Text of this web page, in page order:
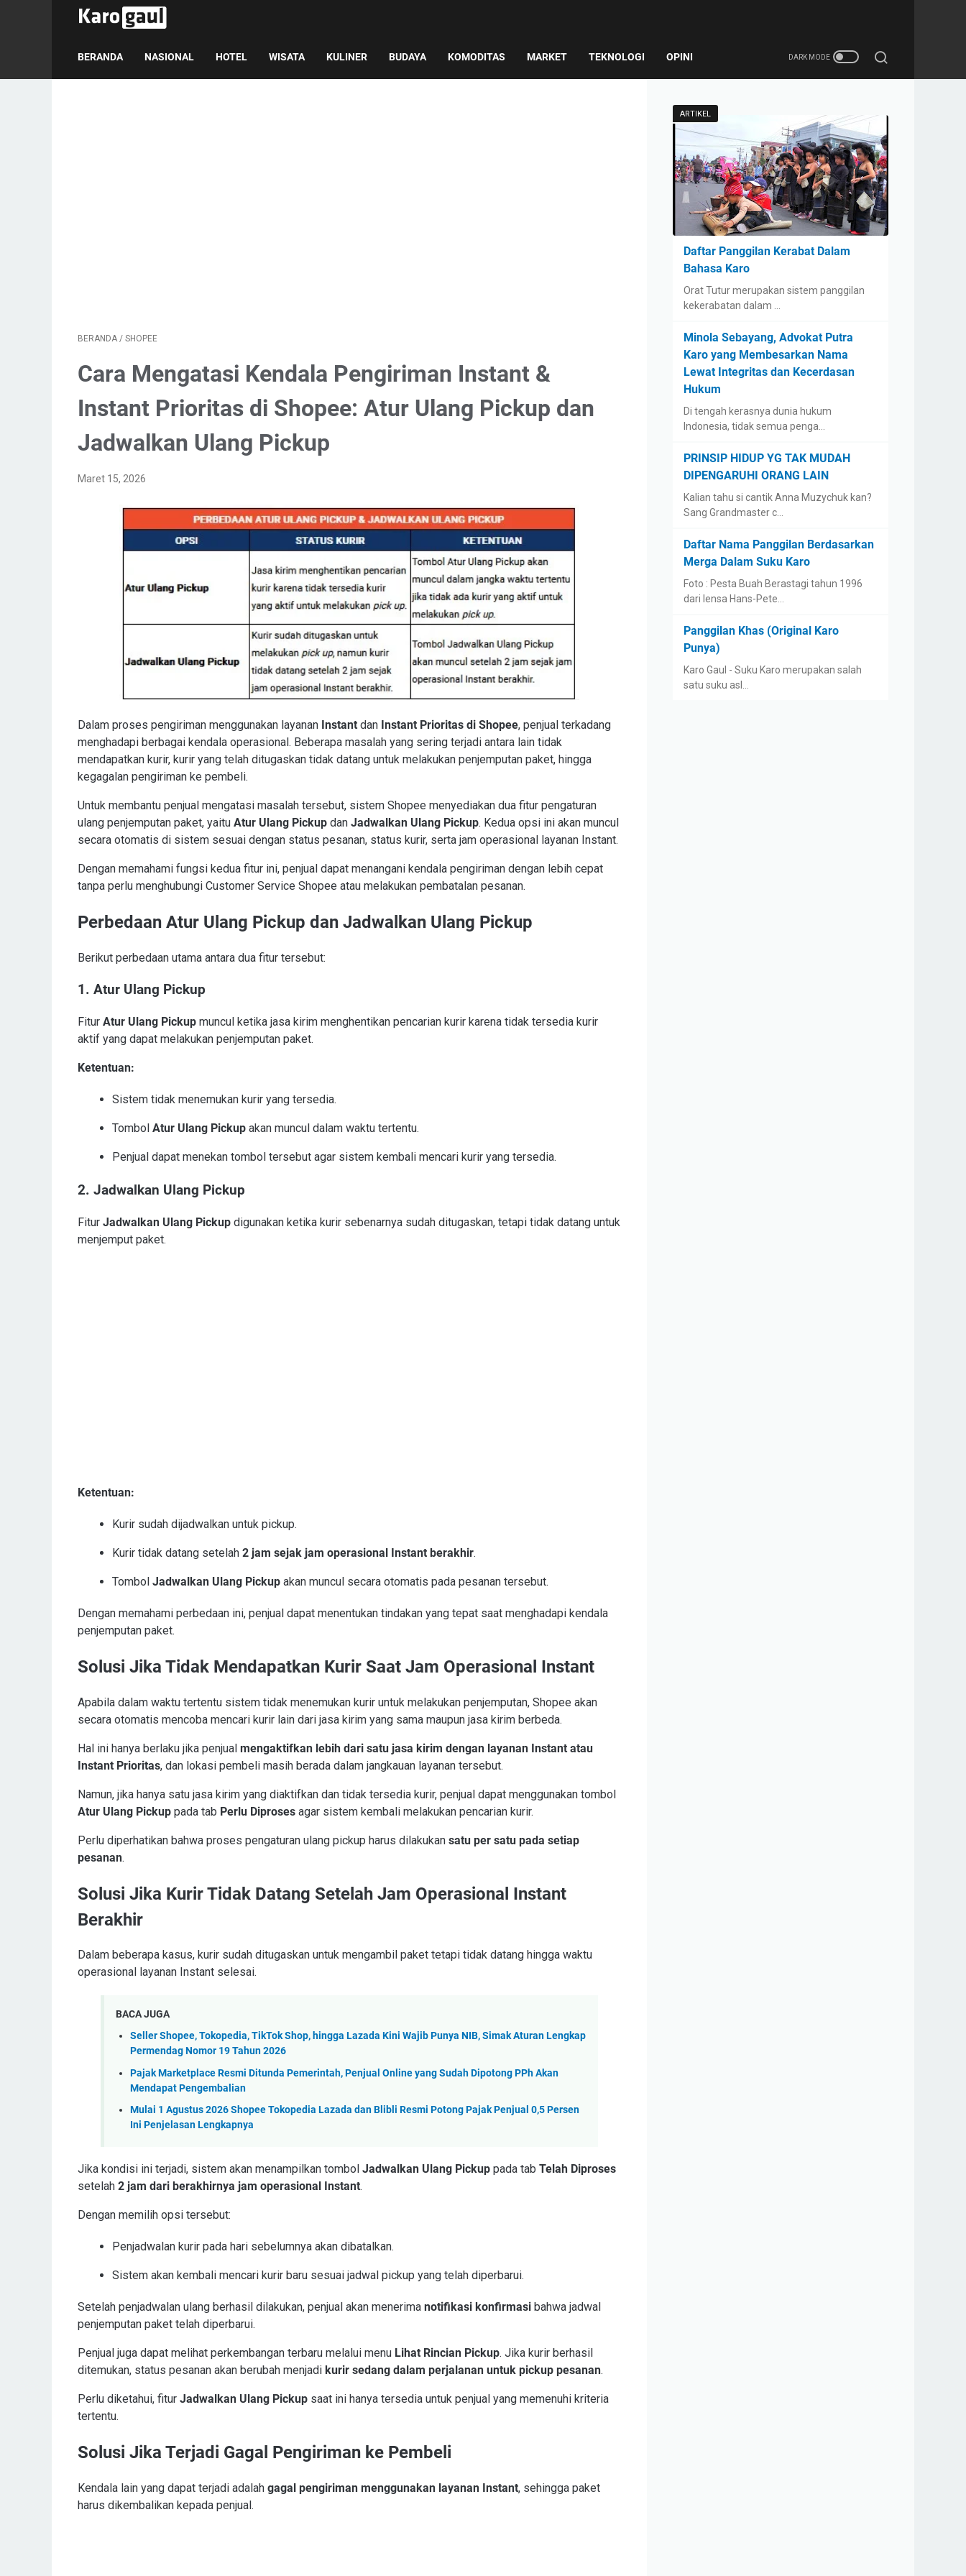
BERANDA NASIONAL HOTEL WISATA KULINER BUDAYA KOMODITAS MARKET TEKNOLOGI OPINI
BERANDA / SHOPEE
Cara Mengatasi Kendala Pengiriman Instant &
Instant Prioritas di Shopee: Atur Ulang Pickup dan
Jadwalkan Ulang Pickup
Maret 15, 2026
Dalam proses pengiriman menggunakan layanan Instant dan Instant Prioritas di Shopee, penjual terkadang
menghadapi berbagai kendala operasional. Beberapa masalah yang sering terjadi antara lain tidak
mendapatkan kurir, kurir yang telah ditugaskan tidak datang untuk melakukan penjemputan paket, hingga
kegagalan pengiriman ke pembeli.
Untuk membantu penjual mengatasi masalah tersebut, sistem Shopee menyediakan dua fitur pengaturan
ulang penjemputan paket, yaitu Atur Ulang Pickup dan Jadwalkan Ulang Pickup. Kedua opsi ini akan muncul
secara otomatis di sistem sesuai dengan status pesanan, status kurir, serta jam operasional layanan Instant.
Dengan memahami fungsi kedua fitur ini, penjual dapat menangani kendala pengiriman dengan lebih cepat
tanpa perlu menghubungi Customer Service Shopee atau melakukan pembatalan pesanan.
Perbedaan Atur Ulang Pickup dan Jadwalkan Ulang Pickup
Berikut perbedaan utama antara dua fitur tersebut:
1. Atur Ulang Pickup
Fitur Atur Ulang Pickup muncul ketika jasa kirim menghentikan pencarian kurir karena tidak tersedia kurir
aktif yang dapat melakukan penjemputan paket.
Ketentuan:
Sistem tidak menemukan kurir yang tersedia.
Tombol Atur Ulang Pickup akan muncul dalam waktu tertentu.
Penjual dapat menekan tombol tersebut agar sistem kembali mencari kurir yang tersedia.
2. Jadwalkan Ulang Pickup
Fitur Jadwalkan Ulang Pickup digunakan ketika kurir sebenarnya sudah ditugaskan, tetapi tidak datang untuk
menjemput paket.
Ketentuan:
Kurir sudah dijadwalkan untuk pickup.
Kurir tidak datang setelah 2 jam sejak jam operasional Instant berakhir.
Tombol Jadwalkan Ulang Pickup akan muncul secara otomatis pada pesanan tersebut.
Dengan memahami perbedaan ini, penjual dapat menentukan tindakan yang tepat saat menghadapi kendala
penjemputan paket.
Solusi Jika Tidak Mendapatkan Kurir Saat Jam Operasional Instant
Apabila dalam waktu tertentu sistem tidak menemukan kurir untuk melakukan penjemputan, Shopee akan
secara otomatis mencoba mencari kurir lain dari jasa kirim yang sama maupun jasa kirim berbeda.
Hal ini hanya berlaku jika penjual mengaktifkan lebih dari satu jasa kirim dengan layanan Instant atau
Instant Prioritas, dan lokasi pembeli masih berada dalam jangkauan layanan tersebut.
Namun, jika hanya satu jasa kirim yang diaktifkan dan tidak tersedia kurir, penjual dapat menggunakan tombol
Atur Ulang Pickup pada tab Perlu Diproses agar sistem kembali melakukan pencarian kurir.
Perlu diperhatikan bahwa proses pengaturan ulang pickup harus dilakukan satu per satu pada setiap
pesanan.
Solusi Jika Kurir Tidak Datang Setelah Jam Operasional Instant
Berakhir
Dalam beberapa kasus, kurir sudah ditugaskan untuk mengambil paket tetapi tidak datang hingga waktu
operasional layanan Instant selesai.
BACA JUGA
Seller Shopee, Tokopedia, TikTok Shop, hingga Lazada Kini Wajib Punya NIB, Simak Aturan Lengkap
Permendag Nomor 19 Tahun 2026
Pajak Marketplace Resmi Ditunda Pemerintah, Penjual Online yang Sudah Dipotong PPh Akan
Mendapat Pengembalian
Mulai 1 Agustus 2026 Shopee Tokopedia Lazada dan Blibli Resmi Potong Pajak Penjual 0,5 Persen
Ini Penjelasan Lengkapnya
Jika kondisi ini terjadi, sistem akan menampilkan tombol Jadwalkan Ulang Pickup pada tab Telah Diproses
setelah 2 jam dari berakhirnya jam operasional Instant.
Dengan memilih opsi tersebut:
Penjadwalan kurir pada hari sebelumnya akan dibatalkan.
Sistem akan kembali mencari kurir baru sesuai jadwal pickup yang telah diperbarui.
Setelah penjadwalan ulang berhasil dilakukan, penjual akan menerima notifikasi konfirmasi bahwa jadwal
penjemputan paket telah diperbarui.
Penjual juga dapat melihat perkembangan terbaru melalui menu Lihat Rincian Pickup. Jika kurir berhasil
ditemukan, status pesanan akan berubah menjadi kurir sedang dalam perjalanan untuk pickup pesanan.
Perlu diketahui, fitur Jadwalkan Ulang Pickup saat ini hanya tersedia untuk penjual yang memenuhi kriteria
tertentu.
Solusi Jika Terjadi Gagal Pengiriman ke Pembeli
Kendala lain yang dapat terjadi adalah gagal pengiriman menggunakan layanan Instant, sehingga paket
harus dikembalikan kepada penjual.
ARTIKEL
Daftar Panggilan Kerabat Dalam
Bahasa Karo
Orat Tutur merupakan sistem panggilan
kekerabatan dalam …
Minola Sebayang, Advokat Putra
Karo yang Membesarkan Nama
Lewat Integritas dan Kecerdasan
Hukum
Di tengah kerasnya dunia hukum
Indonesia, tidak semua penga…
PRINSIP HIDUP YG TAK MUDAH
DIPENGARUHI ORANG LAIN
Kalian tahu si cantik Anna Muzychuk kan?
Sang Grandmaster c…
Daftar Nama Panggilan Berdasarkan
Merga Dalam Suku Karo
Foto : Pesta Buah Berastagi tahun 1996
dari lensa Hans-Pete…
Panggilan Khas (Original Karo
Punya)
Karo Gaul - Suku Karo merupakan salah
satu suku asl…